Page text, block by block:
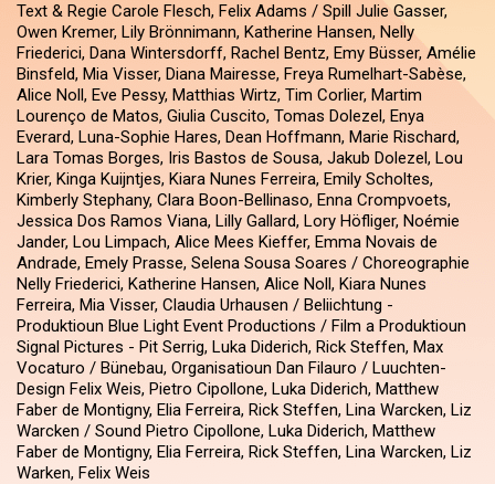
Text & Regie Carole Flesch, Felix Adams / Spill Julie Gasser,
Owen Kremer, Lily Brönnimann, Katherine Hansen, Nelly
Friederici, Dana Wintersdorff, Rachel Bentz, Emy Büsser, Amélie
Binsfeld, Mia Visser, Diana Mairesse, Freya Rumelhart-Sabèse,
Alice Noll, Eve Pessy, Matthias Wirtz, Tim Corlier, Martim
Lourenço de Matos, Giulia Cuscito, Tomas Dolezel, Enya
Everard, Luna-Sophie Hares, Dean Hoffmann, Marie Rischard,
Lara Tomas Borges, Iris Bastos de Sousa, Jakub Dolezel, Lou
Krier, Kinga Kuijntjes, Kiara Nunes Ferreira, Emily Scholtes,
Kimberly Stephany, Clara Boon-Bellinaso, Enna Crompvoets,
Jessica Dos Ramos Viana, Lilly Gallard, Lory Höfliger, Noémie
Jander, Lou Limpach, Alice Mees Kieffer, Emma Novais de
Andrade, Emely Prasse, Selena Sousa Soares / Choreographie
Nelly Friederici, Katherine Hansen, Alice Noll, Kiara Nunes
Ferreira, Mia Visser, Claudia Urhausen / Beliichtung -
Produktioun Blue Light Event Productions / Film a Produktioun
Signal Pictures - Pit Serrig, Luka Diderich, Rick Steffen, Max
Vocaturo / Bünebau, Organisatioun Dan Filauro / Luuchten-
Design Felix Weis, Pietro Cipollone, Luka Diderich, Matthew
Faber de Montigny, Elia Ferreira, Rick Steffen, Lina Warcken, Liz
Warcken / Sound Pietro Cipollone, Luka Diderich, Matthew
Faber de Montigny, Elia Ferreira, Rick Steffen, Lina Warcken, Liz
Warken, Felix Weis